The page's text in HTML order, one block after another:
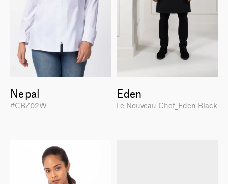
Nepal
#CBZ02W
Eden
Le Nouveau Chef_Eden Black